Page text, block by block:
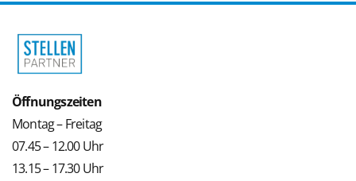
Öffnungszeiten
Montag – Freitag
07.45 – 12.00 Uhr
13.15 – 17.30 Uhr